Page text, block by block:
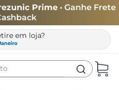
Prime • Ganhe Frete
em loja?